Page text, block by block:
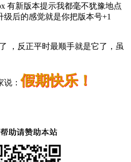
有新版本提示我都毫不犹豫地点
后的感觉就是你把版本号+1
，反正平时最顺手就是它了，虽
说：假期快乐！